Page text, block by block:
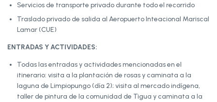
Servicios de transporte privado durante todo el recorrido
Traslado privado de salida al Aeropuerto Inteacional Mariscal
Lamar (CUE)
ENTRADAS Y ACTIVIDADES:
Todas las entradas y actividades mencionadas en el
itinerario: visita a la plantación de rosas y caminata a la
laguna de Limpiopungo (día 2); visita al mercado indígena,
taller de pintura de la comunidad de Tigua y caminata a la